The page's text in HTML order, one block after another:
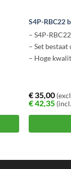
S4P-RBC22
– S4P-
– Set
– Hoge
€35,00
€42,35